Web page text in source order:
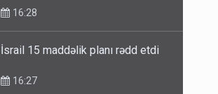
16:28
İsrail 15 maddəlik planı rədd etdi
16:27